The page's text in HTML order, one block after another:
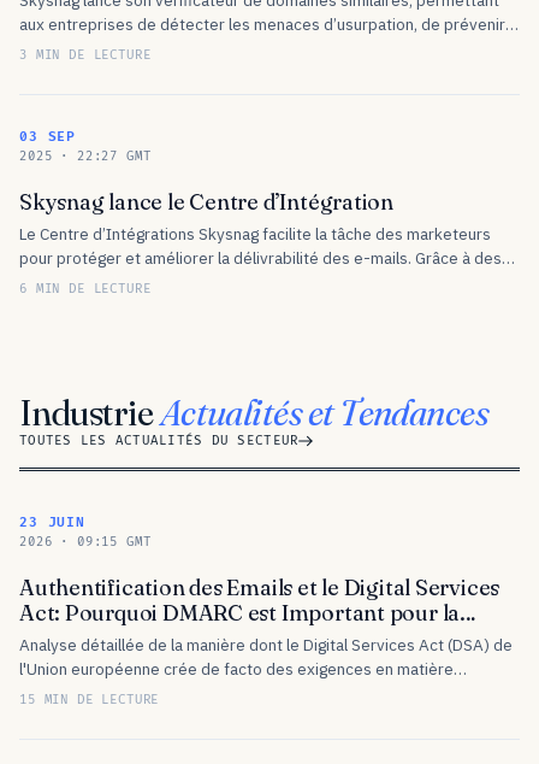
aux entreprises de détecter les menaces d’usurpation, de prévenir
le phishing et de protéger leur identité de marque.
3 MIN DE LECTURE
03 SEP
2025 · 22:27 GMT
Skysnag lance le Centre d’Intégration
Le Centre d’Intégrations Skysnag facilite la tâche des marketeurs
pour protéger et améliorer la délivrabilité des e-mails. Grâce à des
intégrations autonomes avec des milliers de services d’envoi, vous
6 MIN DE LECTURE
IndustrieActualités et Tendances
TOUTES LES ACTUALITÉS DU SECTEUR
23 JUIN
2026 · 09:15 GMT
Authentification des Emails et le Digital Services
Act: Pourquoi DMARC est Important pour la
Confiance des Plateformes
Analyse détaillée de la manière dont le Digital Services Act (DSA) de
l'Union européenne crée de facto des exigences en matière
d'authentification des e-mails à travers des cadres de
15 MIN DE LECTURE